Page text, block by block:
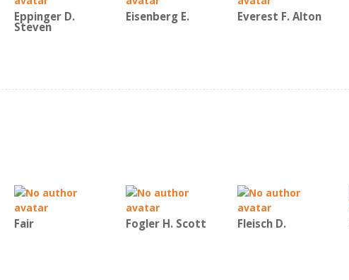
Eppinger D.
Steven
Eisenberg E. Everest F. Alton
Fair Fogler H. Scott Fleisch D.